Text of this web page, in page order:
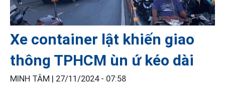
Xe container lật khiến giao
thông TPHCM ùn ứ kéo dài
MINH TÂM | 27/11/2024 - 07:58